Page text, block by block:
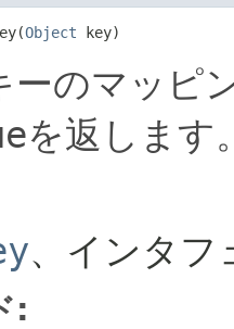
Object key)
ーのマッピ
を返します
、インタフ
: